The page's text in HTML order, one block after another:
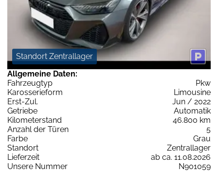
Standort Zentrallager
Allgemeine Daten:
Fahrzeugtyp
Pkw
Karosserieform
Limousine
Erst-Zul.
Jun / 2022
Getriebe
Automatik
Kilometerstand
46.800 km
Anzahl der Türen
5
Farbe
Grau
Standort
Zentrallager
Lieferzeit
ab ca. 11.08.2026
Unsere Nummer
N901059